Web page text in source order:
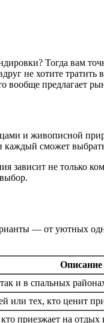
Тогда вам
не хотите тратить
вообще предлагает
и живописной
каждый сможет
зависит не только
— от уютных
Описание
и в спальных
или тех, кто ценит
приезжает на